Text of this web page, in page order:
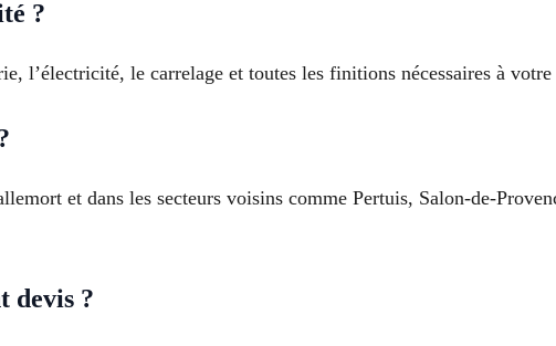
?
l’électricité, le carrelage et toutes les finitions nécessaires à
et dans les secteurs voisins comme Pertuis, Salon-de-
devis ?